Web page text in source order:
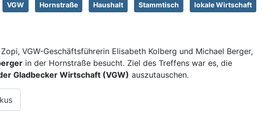
VGW Hornstraße Haushalt Stammtisch lokale Wirtschaft
VGW-Geschäftsführerin Elisabeth Kolberg und Michael Berger,
in der Hornstraße besucht. Ziel des Treffens war es, die
Gladbecker Wirtschaft (VGW) auszutauschen.